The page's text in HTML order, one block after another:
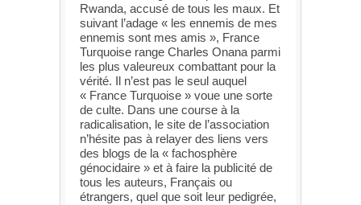
Rwanda, accusé de tous les maux. Et
suivant l’adage « les ennemis de mes
ennemis sont mes amis », France
Turquoise range Charles Onana parmi
les plus valeureux combattant pour la
vérité. Il n’est pas le seul auquel
« France Turquoise » voue une sorte
de culte. Dans une course à la
radicalisation, le site de l’association
n’hésite pas à relayer des liens vers
des blogs de la « fachosphère
génocidaire » et à faire la publicité de
tous les auteurs, Français ou
étrangers, quel que soit leur pedigrée,